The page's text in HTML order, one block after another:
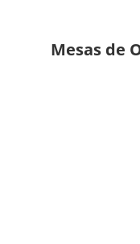
Mesas de